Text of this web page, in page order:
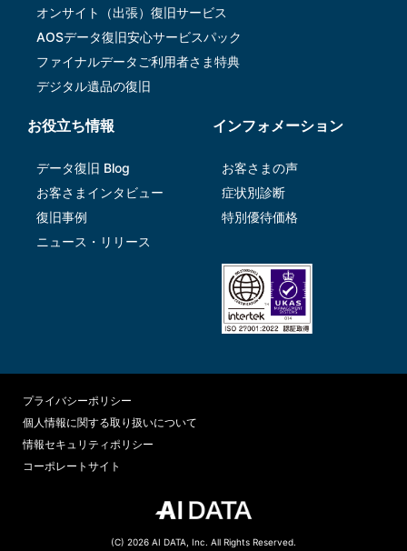
オンサイト（出張）復旧サービス
AOSデータ復旧安⼼サービスパック
ファイナルデータご利⽤者さま特典
デジタル遺品の復旧
お役立ち情報
データ復旧 Blog
お客さまインタビュー
復旧事例
ニュース・リリース
インフォメーション
お客さまの声
症状別診断
特別優待価格
プライバシーポリシー
個人情報に関する取り扱いについて
情報セキュリティポリシー
コーポレートサイト
(C) 2026 AI DATA, Inc. All Rights Reserved.